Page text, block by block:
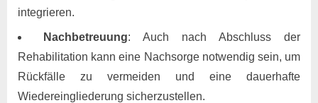
integrieren.
Nachbetreuung: Auch nach Abschluss der
Rehabilitation kann eine Nachsorge notwendig sein, um
Rückfälle zu vermeiden und eine dauerhafte
Wiedereingliederung sicherzustellen.